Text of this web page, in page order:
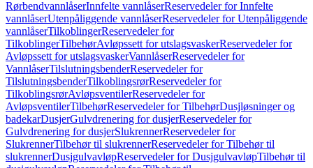
RørbendvannlåserInnfelte vannlåserReservedeler for Innfelte
vannlåserUtenpåliggende vannlåserReservedeler for Utenpåliggende
vannlåserTilkoblingerReservedeler for
TilkoblingerTilbehørAvløpssett for utslagsvaskerReservedeler for
Avløpssett for utslagsvaskerVannlåserReservedeler for
VannlåserTilslutningsbenderReservedeler for
TilslutningsbenderTilkoblingsrørReservedeler for
TilkoblingsrørAvløpsventilerReservedeler for
AvløpsventilerTilbehørReservedeler for TilbehørDusjløsninger og
badekarDusjerGulvdrenering for dusjerReservedeler for
Gulvdrenering for dusjerSlukrennerReservedeler for
SlukrennerTilbehør til slukrennerReservedeler for Tilbehør til
slukrennerDusjgulvavløpReservedeler for DusjgulvavløpTilbehør til